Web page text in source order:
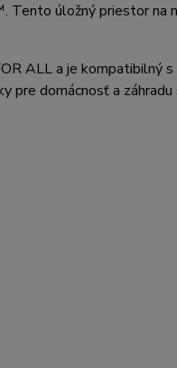
úložný priestor na
ALL a je kompatibilný
pre domácnosť a